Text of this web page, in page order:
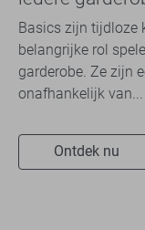
Basics zijn tijdloze
belangrijke rol
garderobe. Ze zijn
onafhankelijk van...
Ontdek nu